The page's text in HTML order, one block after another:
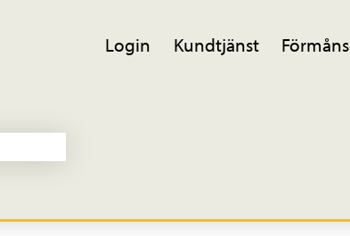
Login Kundtjänst